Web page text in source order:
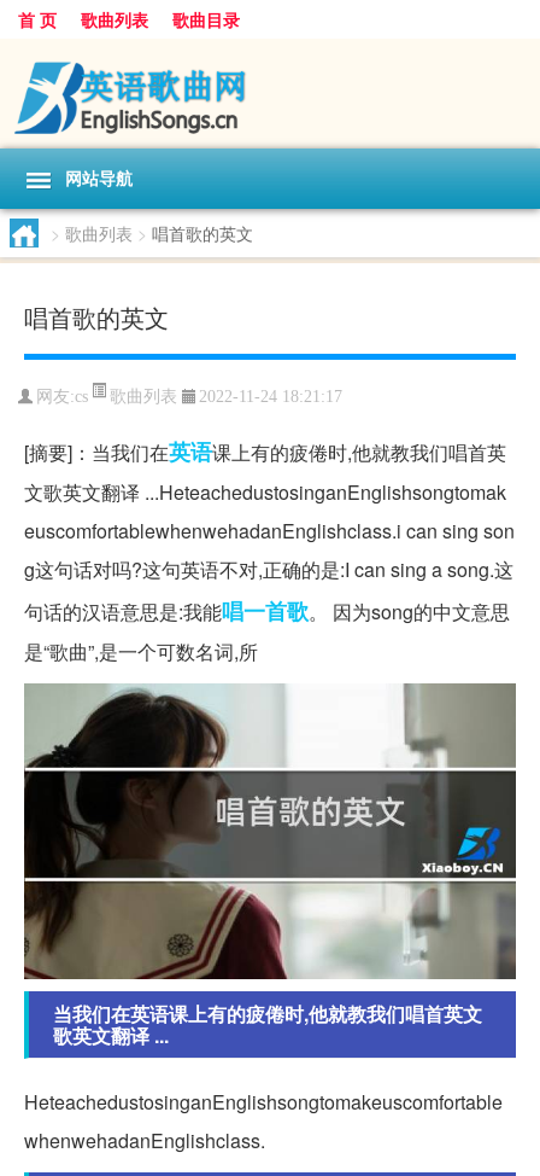
首 页 歌曲列表 歌曲目录
网站导航
> 歌曲列表 > 唱首歌的英文
唱首歌的英文
网友:cs 歌曲列表 2022-11-24 18:21:17
[摘要]：当我们在英语课上有的疲倦时,他就教我们唱首英
文歌英文翻译 ...HeteachedustosinganEnglishsongtomak
euscomfortablewhenwehadanEnglishclass.i can sing son
g这句话对吗?这句英语不对,正确的是:I can sing a song.这
句话的汉语意思是:我能唱一首歌。 因为song的中文意思
是“歌曲”,是一个可数名词,所
当我们在英语课上有的疲倦时,他就教我们唱首英文
歌英文翻译 ...
HeteachedustosinganEnglishsongtomakeuscomfortable
whenwehadanEnglishclass.